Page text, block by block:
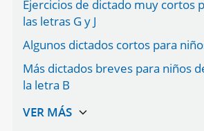
Ejercicios de dictado muy cortos
las letras G y J
Algunos dictados cortos para
Más dictados breves para niños
la letra B